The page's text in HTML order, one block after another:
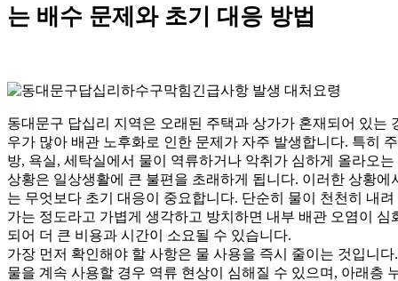
는 배수 문제와 초기 대응 방법
동대문구 답십리 지역은 오래된 주택과 상가가 혼재되어 있는
우가 많아 배관 노후화로 인한 문제가 자주 발생합니다. 특히 주
방, 욕실, 세탁실에서 물이 역류하거나 악취가 심하게 올라오는
상황은 일상생활에 큰 불편을 초래하게 됩니다. 이러한 상황에
는 무엇보다 초기 대응이 중요합니다. 단순히 물이 천천히 내려
가는 정도라고 가볍게 생각하고 방치하면 내부 배관 오염이 심
되어 더 큰 비용과 시간이 소요될 수 있습니다.
가장 먼저 확인해야 할 사항은 물 사용을 즉시 줄이는 것입니다.
물을 계속 사용할 경우 역류 현상이 심해질 수 있으며, 아래층